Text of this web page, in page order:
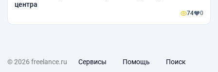
центра
74 0
© 2026 freelance.ru Сервисы Помощь Поиск